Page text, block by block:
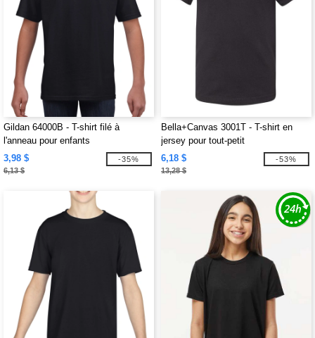
Gildan 64000B - T-shirt filé à
l'anneau pour enfants
3,98 $
6,13 $
-35%
Bella+Canvas 3001T - T-shirt en
jersey pour tout-petit
6,18 $
13,28 $
-53%